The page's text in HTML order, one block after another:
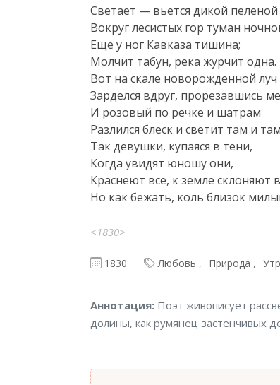
Текст
Светает — вьется дикой пеленой
Вокруг лесистых гор туман
Еще у ног Кавказа тишина;
Молчит табун, река журчит одна.
Вот на скале новорожденной луч
Зарделся вдруг, прорезавшись
И розовый по речке и шатрам
Разлился блеск и светит там и
Так девушки, купаяся в тени,
Когда увидят юношу они,
Краснеют все, к земле склоняют
Но как бежать, коль близок
<1830>
1830 Любовь Природа
Аннотация
Аннотация: Поэт живописует
долины, как румянец застенчивых